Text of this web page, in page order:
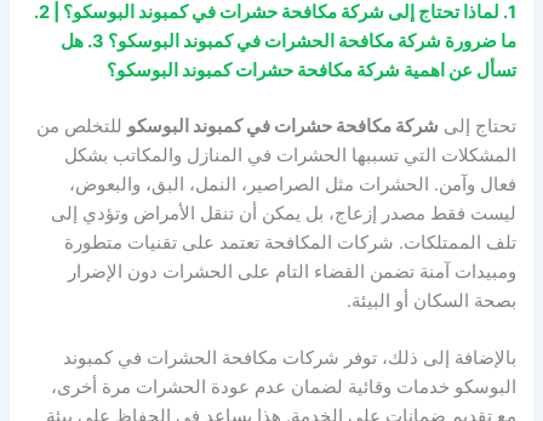
1. لماذا تحتاج إلى شركة مكافحة حشرات في كمبوند البوسكو؟ | 2.
ما ضرورة شركة مكافحة الحشرات في كمبوند البوسكو؟ 3. هل
تسأل عن اهمية شركة مكافحة حشرات كمبوند البوسكو؟
تحتاج إلى شركة مكافحة حشرات في كمبوند البوسكو للتخلص من
المشكلات التي تسببها الحشرات في المنازل والمكاتب بشكل
فعال وآمن. الحشرات مثل الصراصير، النمل، البق، والبعوض،
ليست فقط مصدر إزعاج، بل يمكن أن تنقل الأمراض وتؤدي إلى
تلف الممتلكات. شركات المكافحة تعتمد على تقنيات متطورة
ومبيدات آمنة تضمن القضاء التام على الحشرات دون الإضرار
بصحة السكان أو البيئة.
بالإضافة إلى ذلك، توفر شركات مكافحة الحشرات في كمبوند
البوسكو خدمات وقائية لضمان عدم عودة الحشرات مرة أخرى،
مع تقديم ضمانات على الخدمة. هذا يساعد في الحفاظ على بيئة